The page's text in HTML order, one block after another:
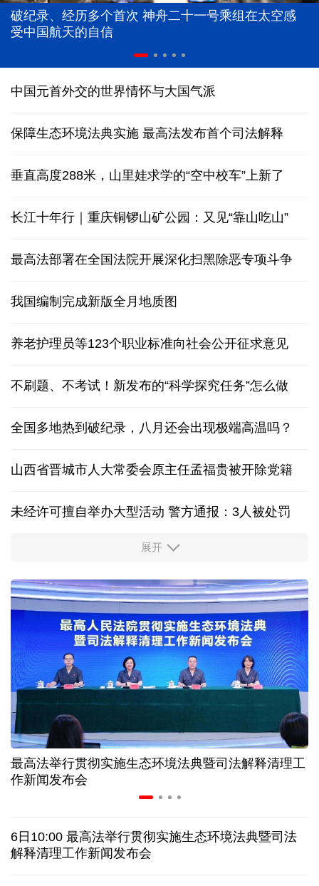
破纪录、经历多个首次 神舟二十一号乘组在太空感
受中国航天的自信
中国元首外交的世界情怀与大国气派
保障生态环境法典实施 最高法发布首个司法解释
垂直高度288米，山里娃求学的“空中校车”上新了
长江十年行｜重庆铜锣山矿公园：又见“靠山吃山”
最高法部署在全国法院开展深化扫黑除恶专项斗争
我国编制完成新版全月地质图
养老护理员等123个职业标准向社会公开征求意见
不刷题、不考试！新发布的“科学探究任务”怎么做
全国多地热到破纪录，八月还会出现极端高温吗？
山西省晋城市人大常委会原主任孟福贵被开除党籍
未经许可擅自举办大型活动 警方通报：3人被处罚
中国多地出台带薪休假新政 释放消费潜力
入境游火热 前7月北京离境退税各项数据均创新高
我国自阿根廷进口的牛肉已达到规定数量的50%
上半年我国黄金消费量511.412吨，同比增长1.23%
AI客服承诺不实、人工客服接入困难 中消协回应
数据有了“身份证” 我国正稳步推进数据产权登记
白宫否认特朗普与赫格塞思因弹药库存短缺发生争执
展开
最高法举行贯彻实施生态环境法典暨司法解释清理工
作新闻发布会
6日10:00 最高法举行贯彻实施生态环境法典暨司法
解释清理工作新闻发布会